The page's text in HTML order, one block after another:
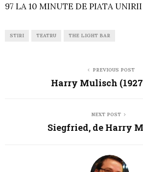
97 LA 10 MINUTE DE PIATA UNIRII
STIRI TEATRU THE LIGHT BAR
PREVIOUS POST
Harry Mulisch
NEXT POST
Siegfried, de Harry